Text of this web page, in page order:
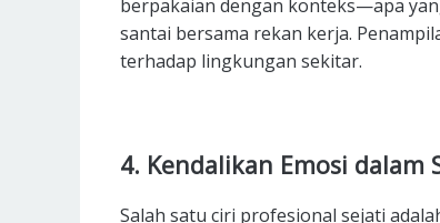
berpakaian dengan konteks—apa
santai bersama rekan kerja.
terhadap lingkungan sekitar.
4. Kendalikan Emosi dalam
Salah satu ciri profesional sejati